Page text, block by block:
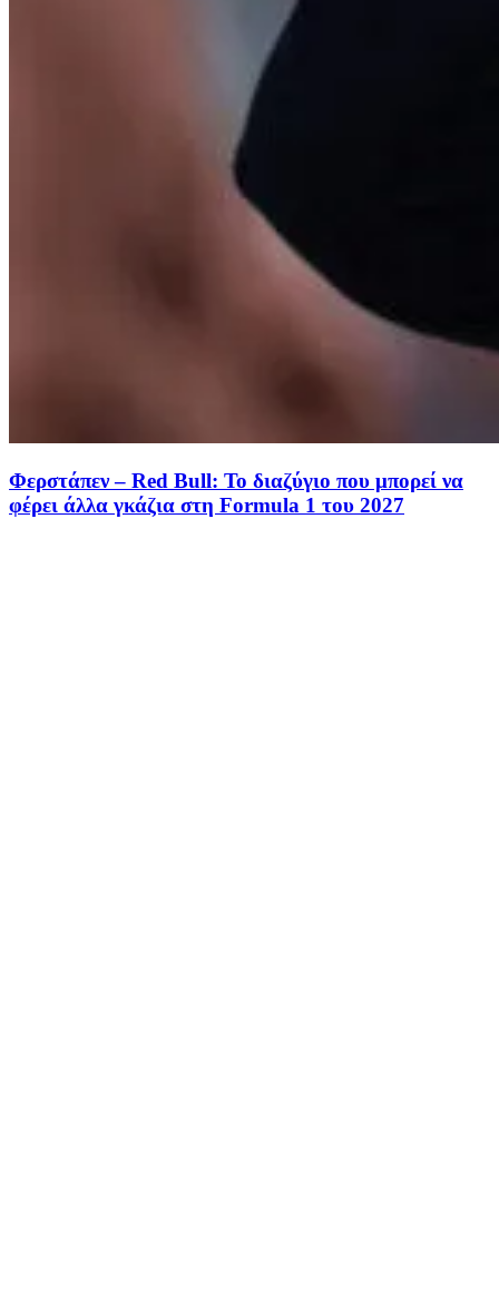
Φερστάπεν – Red Bull: Το διαζύγιο που μπορεί να
φέρει άλλα γκάζια στη Formula 1 του 2027